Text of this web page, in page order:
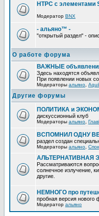
HTPC с элементами
Модератор BNX
- альяно™ -
"открытый раздел" -
О работе форума
ВАЖНЫЕ
Здесь находятся
При появлении новых
Модераторы альяно
Другие форумы
ПОЛИТИКА и
дискуссионный клуб
Модераторы альяно
ВСПОМНИЛ ОДНУ
раздел создан
Модераторы альяно Спок
АЛЬТЕРНАТИВНАЯ
Рассматриваются
солнечное излучение,
другие.
НЕМНОГО про
пробная версия нового
Модератор альяно